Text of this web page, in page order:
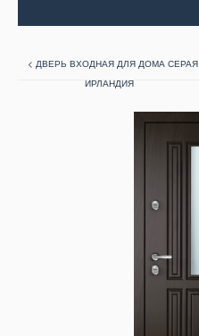
Вікна та балкони
< ДВЕРЬ ВХОДНАЯ ДЛЯ ДОМА СЕРАЯ
ИРЛАНДИЯ